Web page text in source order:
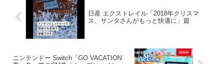
日産 エクストレイル「2018年クリスマ
ス、サンタさんがもっと快適に」篇
ニンテンドー Switch「GO VACATION